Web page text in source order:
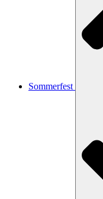
Sommerfest